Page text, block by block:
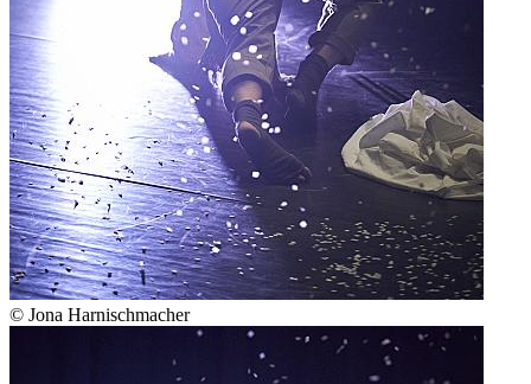
© Jona Harnischmacher